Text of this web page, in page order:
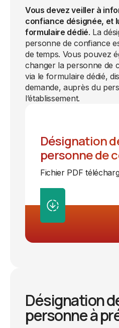
Vous devez veiller à
confiance désignée, et
formulaire dédié. La
personne de confiance
de temps. Vous pouvez
changer la personne de
via le formulaire dédié,
demande, auprès du
l’établissement.
Désignation
personne de
Fichier PDF
Désignation
personne à